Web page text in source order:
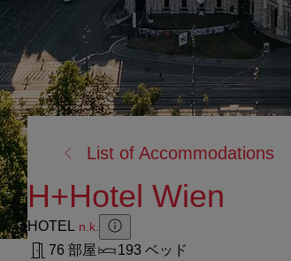
List of Accommodations
H+Hotel Wien
HOTEL n.k.
Zusatzinformation anzeigen
Zusatzinformation ausblenden
76 部屋
193 ベッド